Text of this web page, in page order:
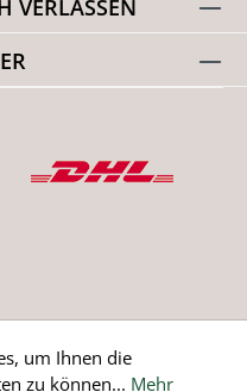
VERLASSEN
um Ihnen die
zu können... Mehr